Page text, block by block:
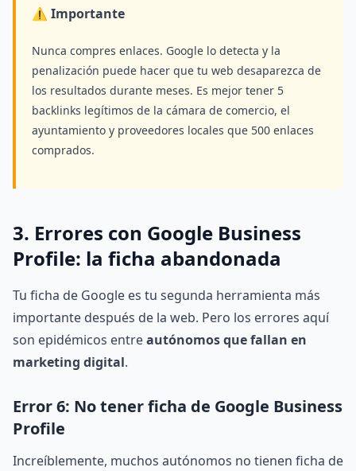
⚠️ Importante
Nunca compres enlaces. Google lo detecta y la
penalización puede hacer que tu web desaparezca de
los resultados durante meses. Es mejor tener 5
backlinks legítimos de la cámara de comercio, el
ayuntamiento y proveedores locales que 500 enlaces
comprados.
3. Errores con Google Business
Profile: la ficha abandonada
Tu ficha de Google es tu segunda herramienta más
importante después de la web. Pero los errores aquí
son epidémicos entreautónomos que fallan en
marketing digital.
Error 6: No tener ficha de Google Business
Profile
Increíblemente, muchos autónomos no tienen ficha de